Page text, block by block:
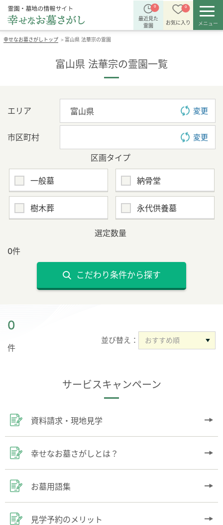
0
最近見た
霊園
0
お気に入り メニュー
幸せなお墓さがしトップ ＞ 富山県 法華宗の霊園
富山県 法華宗の霊園一覧
エリア 変更
市区町村 変更
区画タイプ
一般墓 納骨堂
樹木葬 永代供養墓
選定数量
0件
こだわり条件から探す
0
件
並び替え：
サービスキャンペーン
資料請求・現地見学
幸せなお墓さがしとは？
お墓用語集
見学予約のメリット